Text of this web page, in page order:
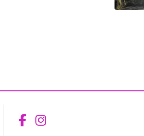
Aceder ao
Aceder ao